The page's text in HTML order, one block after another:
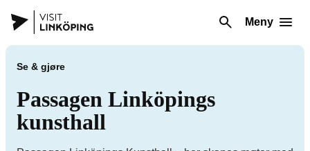
Meny
Se & gjøre
Passagen Linköpings
kunsthall